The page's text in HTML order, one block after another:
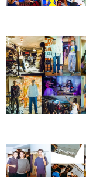
ンテ
写真
確認の
旅
古着
屋十四
才